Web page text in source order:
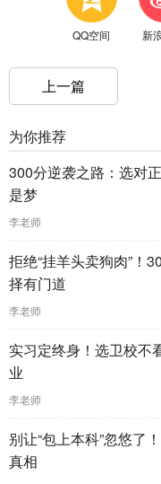
QQ空间 新
上一篇
为你推荐
300分逆袭之路：选对
是梦
李老师
拒绝“挂羊头卖狗肉”！
择有门道
李老师
实习定终身！选卫校不
业
李老师
别让“包上本科”忽悠了
真相